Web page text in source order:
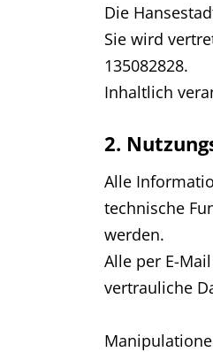
Die
Sie wird
135082828.
Inhaltlich
2.
Alle
technische
werden.
Alle per E-
vertrauliche